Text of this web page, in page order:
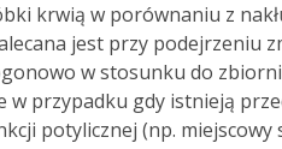
krwią w porównaniu z
jest przy podejrzeniu
w stosunku do
w przypadku gdy istnieją
potylicznej (np. miejscowy